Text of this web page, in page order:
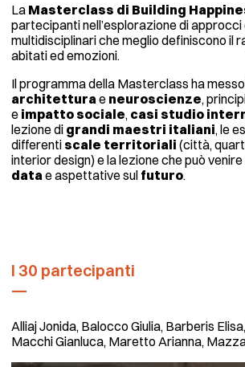
La Masterclass di Building
partecipanti nell’esplorazione di
multidisciplinari che meglio definiscono il
abitati ed emozioni.
Il programma della Masterclass ha
architettura e neuroscienze,
e impatto sociale, casi studio
lezione di grandi maestri italiani, le
differenti scale territoriali (città,
interior design) e la lezione che può
data e aspettative sul futuro.
I 30 partecipanti
Alliaj Jonida, Balocco Giulia, Barberis
Macchi Gianluca, Maretto Arianna,